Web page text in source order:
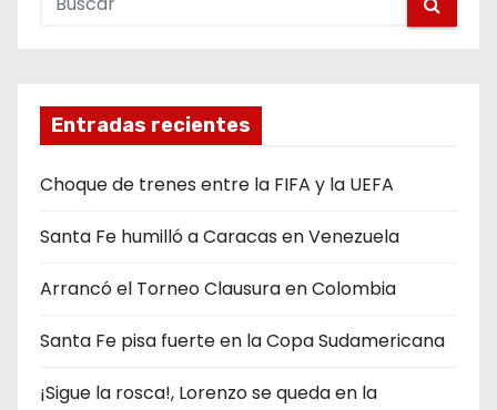
Entradas recientes
Choque de trenes entre la FIFA y la UEFA
Santa Fe humilló a Caracas en Venezuela
Arrancó el Torneo Clausura en Colombia
Santa Fe pisa fuerte en la Copa Sudamericana
¡Sigue la rosca!, Lorenzo se queda en la